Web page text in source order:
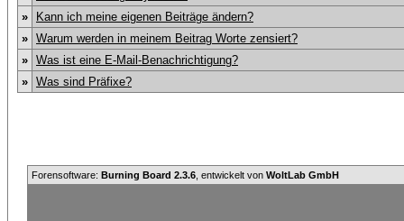
»
Kann ich meine eigenen Beiträge ändern?
» Warum werden in meinem Beitrag Worte zensiert?
» Was ist eine E-Mail-Benachrichtigung?
» Was sind Präfixe?
Forensoftware: Burning Board 2.3.6 , entwickelt von WoltLab GmbH